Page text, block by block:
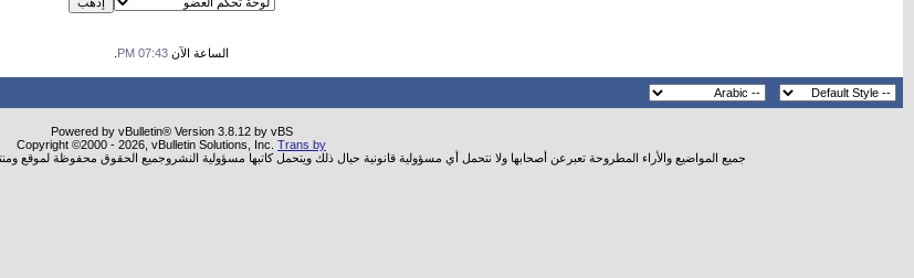
الساعة الآن 07:43 PM
Powered by vBulletin® Version 3.8.12 by vBS
Copyright ©2000 - 2026, vBulletin Solutions, Inc. Trans by
جميع المواضيع والأراء المطروحة تعبرعن أصحابها ولا نتحمل أي مسؤولية قانونية حيال ذلك ويتحمل كاتبها مسؤولية النشروجميع الحقوق محفوظة لموقع